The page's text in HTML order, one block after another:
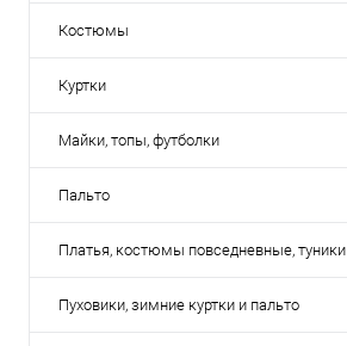
Костюмы
Куртки
Майки, топы, футболки
Пальто
Платья, костюмы повседневные, туники
Пуховики, зимние куртки и пальто